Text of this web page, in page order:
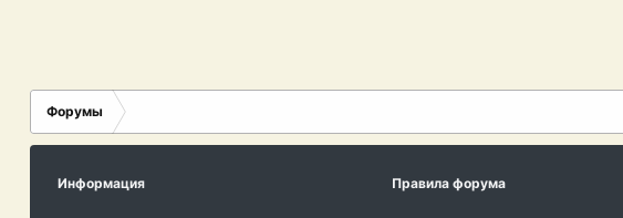
Форумы
Информация Правила форума